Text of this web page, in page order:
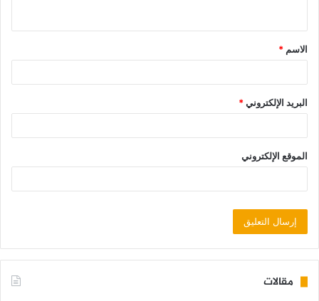
الاسم *
البريد الإلكتروني*
الموقع الإلكتروني
مقالات